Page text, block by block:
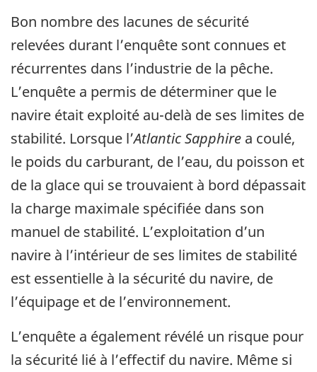
Bon nombre des lacunes de sécurité
relevées durant l’enquête sont connues et
récurrentes dans l’industrie de la pêche.
L’enquête a permis de déterminer que le
navire était exploité au-delà de ses limites de
stabilité. Lorsque l’Atlantic Sapphire a coulé,
le poids du carburant, de l’eau, du poisson et
de la glace qui se trouvaient à bord dépassait
la charge maximale spécifiée dans son
manuel de stabilité. L’exploitation d’un
navire à l’intérieur de ses limites de stabilité
est essentielle à la sécurité du navire, de
l’équipage et de l’environnement.
L’enquête a également révélé un risque pour
la sécurité lié à l’effectif du navire. Même si